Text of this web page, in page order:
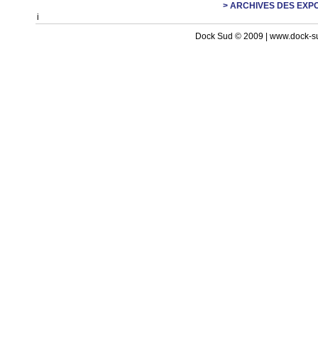
> ARCHIVES DES
i
Dock Sud © 2009 | www.dock-